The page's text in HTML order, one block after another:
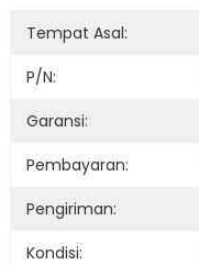
Tempat Asal:
P/N:
Garansi:
Pembayaran:
Pengiriman:
Kondisi: